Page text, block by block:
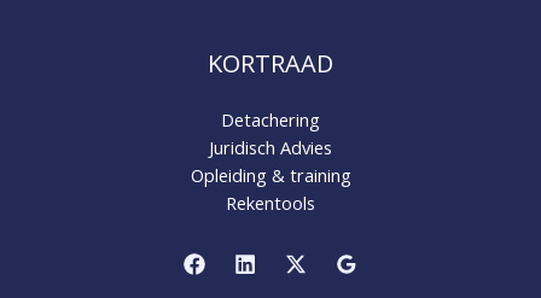
KORTRAAD
Detachering
Juridisch Advies
Opleiding & training
Rekentools